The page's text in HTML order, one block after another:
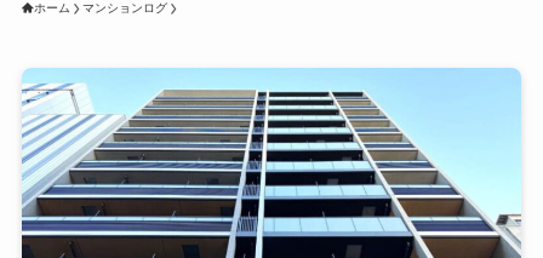
ホーム マンションログ